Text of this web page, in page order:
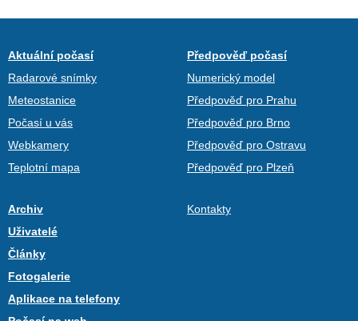
Aktuální počasí
Radarové snímky
Meteostanice
Počasí u vás
Webkamery
Teplotní mapa
Předpověď počasí
Numerický model
Předpověď pro Prahu
Předpověď pro Brno
Předpověď pro Ostravu
Předpověď pro Plzeň
Archiv
Uživatelé
Články
Fotogalerie
Aplikace na telefony
Kontakty